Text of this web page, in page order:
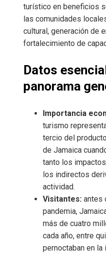
turístico en beneficios
las comunidades
cultural, generación de
fortalecimiento de
Datos
panorama
Importancia
turismo
tercio del
de Jamaica
tanto los
los indirectos
actividad.
Visitantes: antes
pandemia,
más de cuatro
cada año, entre
pernoctaban en la